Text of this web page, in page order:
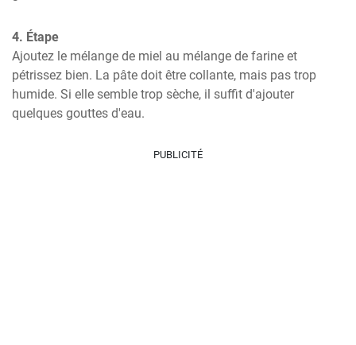
4. Étape
Ajoutez le mélange de miel au mélange de farine et
pétrissez bien. La pâte doit être collante, mais pas trop
humide. Si elle semble trop sèche, il suffit d'ajouter
quelques gouttes d'eau.
PUBLICITÉ